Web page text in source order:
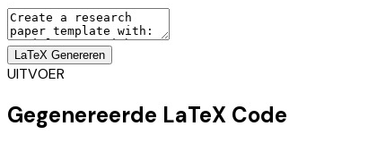
LaTeX Genereren
UITVOER
Gegenereerde LaTeX Code